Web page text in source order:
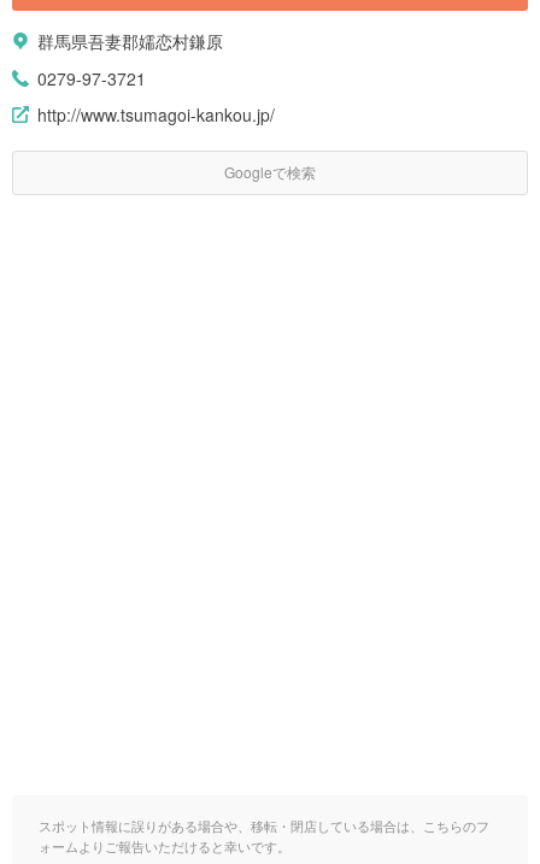
群馬県吾妻郡嬬恋村鎌原
0279-97-3721
http://www.tsumagoi-kankou.jp/
Googleで検索
スポット情報に誤りがある場合や、移転・閉店している場合は、こちらのフ
ォームよりご報告いただけると幸いです。